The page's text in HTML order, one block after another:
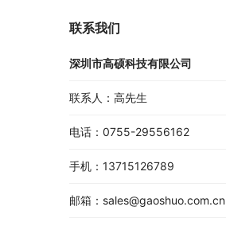
联系我们
深圳市高硕科技有限公司
联系人：高先生
电话：0755-29556162
手机：13715126789
邮箱：sales@gaoshuo.com.cn